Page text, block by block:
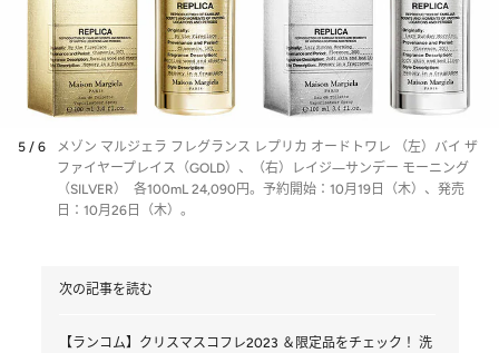
5 / 6
メゾン マルジェラ フレグランス レプリカ オードトワレ （左）バイ ザ
ファイヤープレイス（GOLD）、（右）レイジ―サンデー モーニング
（SILVER） 各100mL 24,090円。予約開始：10月19日（木）、発売
日：10月26日（木）。
次の記事を読む
【ランコム】クリスマスコフレ2023 ＆限定品をチェック！ 洗